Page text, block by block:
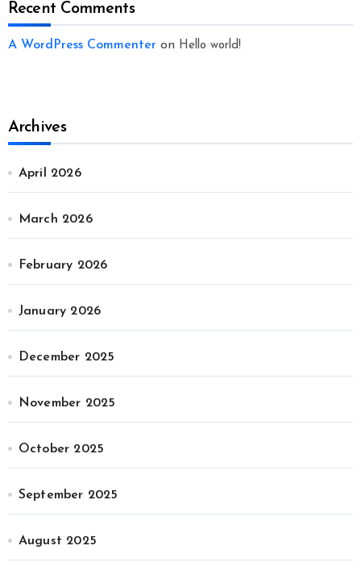
Recent Comments
A WordPress Commenter on Hello world!
Archives
April 2026
March 2026
February 2026
January 2026
December 2025
November 2025
October 2025
September 2025
August 2025